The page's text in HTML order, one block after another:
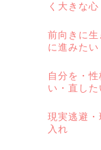
く大きな心
前向きに
に進みたい
自分を・
い・直した
現実逃避
入れ